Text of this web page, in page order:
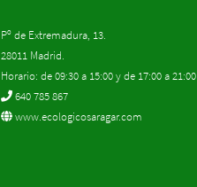
Pº de Extremadura, 13.
28011 Madrid.
Horario: de 09:30 a 15:00 y de 17:00 a 21:00
640 785 867
www.ecologicosaragar.com